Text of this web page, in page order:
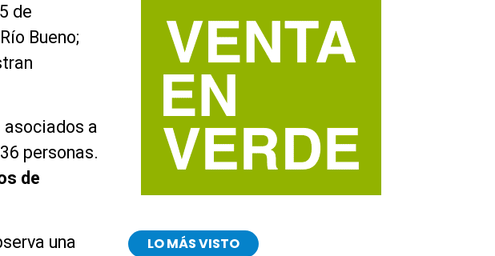
de
Bueno;
a
personas.
de
una
LO MÁS VISTO